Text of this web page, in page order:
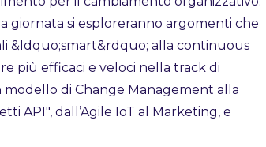
giornata si esploreranno argomenti che
&ldquo;smart&rdquo; alla continuous
più efficaci e veloci nella track di
di Change Management alla
API", dall’Agile IoT al Marketing, e